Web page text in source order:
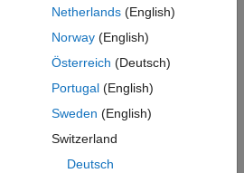
the model file — The function saves the
to the file.
Netherlands(English)
Norway(English)
Österreich (Deutsch)
Portugal(English)
Sweden (English)
Switzerland
Deutsch